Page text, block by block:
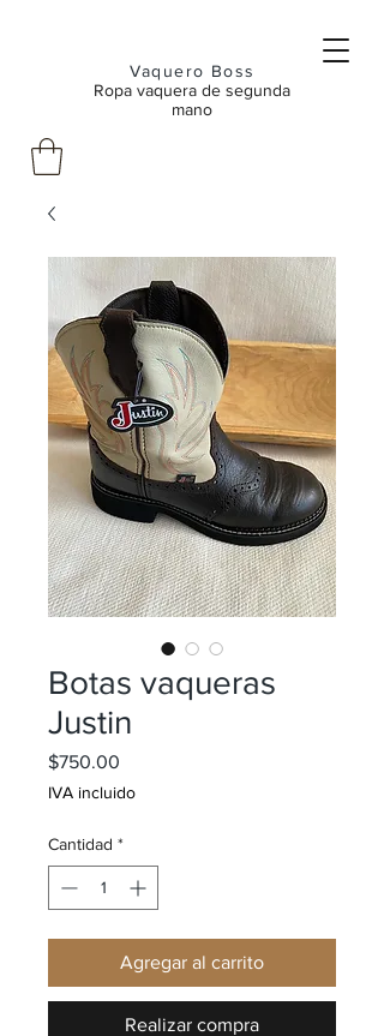
Vaquero Boss
Ropa vaquera de segunda
mano
Botas vaqueras
Justin
$750.00
IVA incluido
Cantidad *
Agregar al carrito
Realizar compra